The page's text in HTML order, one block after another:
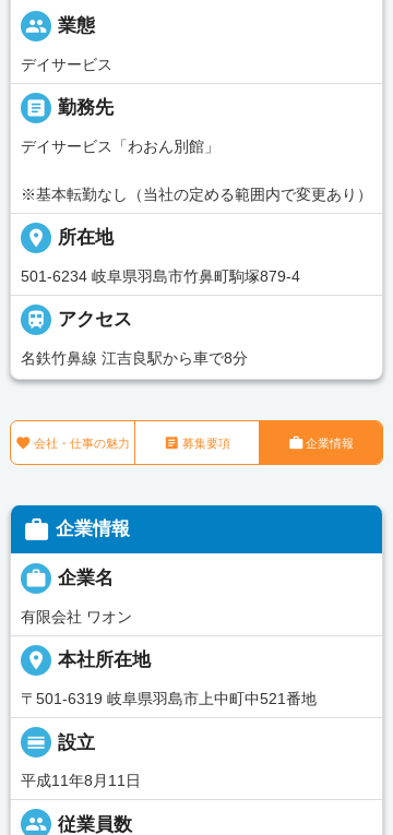
people 業態
デイサービス
_pin
勤務先
デイサービス「わおん別館」
※基本転勤なし（当社の定める範囲内で変更あり）
place 所在地
501-6234 岐阜県羽島市竹鼻町駒塚879-4
 アクセス
名鉄竹鼻線 江吉良駅から車で8分
 会社・仕事の魅力  募集要項 企業情報
 企業情報
 企業名
有限会社 ワオン
place 本社所在地
〒501-6319 岐阜県羽島市上中町中521番地
calendar_view_day 設立
平成11年8月11日
people 従業員数